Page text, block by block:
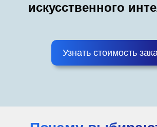
искусственного
Узнать стоимость